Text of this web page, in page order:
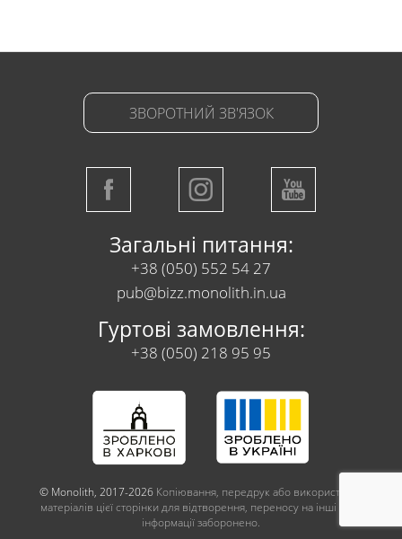
ЗВОРОТНИЙ ЗВ'ЯЗОК
Загальні питання:
+38 (050) 552 54 27
pub@bizz.monolith.in.ua
Гуртові замовлення:
+38 (050) 218 95 95
© Monolith, 2017-2026 Копіювання, передрук або використання
матеріалів цієї сторінки для відтворення, переносу на інші носії
інформації заборонено.